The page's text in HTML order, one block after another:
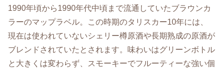
1990年頃から1990年代中頃まで流通していたブラウンカ
ラーのマップラベル。この時期のタリスカー10年には、
現在は使われていないシェリー樽原酒や長期熟成の原酒が
ブレンドされていたとされます。味わいはグリーンボトル
と大きくは変わらず、スモーキーでフルーティーな強い個